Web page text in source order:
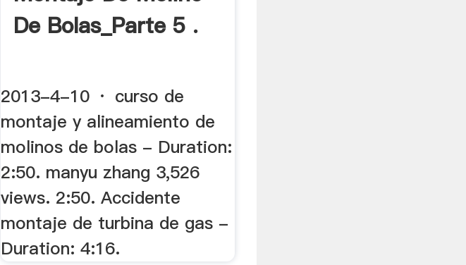
De Bolas_Parte 5 .
2013-4-10 · curso de
montaje y alineamiento de
molinos de bolas - Duration:
2:50. manyu zhang 3,526
views. 2:50. Accidente
montaje de turbina de gas -
Duration: 4:16.